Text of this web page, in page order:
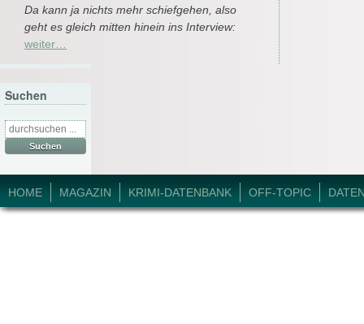
Da kann ja nichts mehr schiefgehen, also
geht es gleich mitten hinein ins Interview:
weiter…
Suchen
Suche
nach:
HOME MAGAZIN KRIMI-DATENBANK OFF-TOPIC
© 2026 Krimi-Forum.